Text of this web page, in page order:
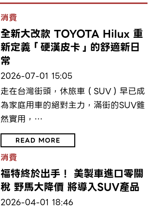
消費
全新大改款 TOYOTA Hilux 重
新定義「硬漢皮卡」的舒適新日
常
2026-07-01 15:05
走在台灣街頭，休旅車（SUV）早已成
為家庭用車的絕對主力，滿街的SUV雖
然實用，…
READ MORE
消費
福特終於出手！ 美製車進口零關
稅 野馬大降價 將導入SUV產品
2026-04-01 18:46